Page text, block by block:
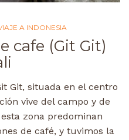
A INDONESIA
cafe (Git Git)
Git, situada en el centro
vive del campo y de
zona predominan
de café, y tuvimos la